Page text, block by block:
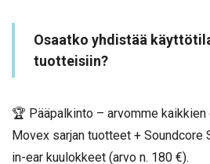
Osaatko yhdistää
tuotteisiin?
🏆 Pääpalkinto – arvomme
Movex sarjan tuotteet + Soundcore
in-ear kuulokkeet (arvo n. 180 €).